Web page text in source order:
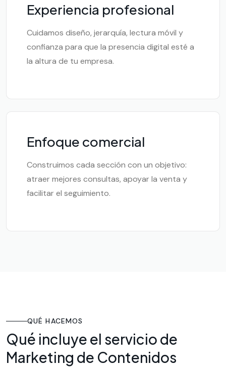
Experiencia profesional
Cuidamos diseño, jerarquía, lectura móvil y
confianza para que la presencia digital esté a
la altura de tu empresa.
Enfoque comercial
Construimos cada sección con un objetivo:
atraer mejores consultas, apoyar la venta y
facilitar el seguimiento.
QUÉ HACEMOS
Qué incluye el servicio de
Marketing de Contenidos